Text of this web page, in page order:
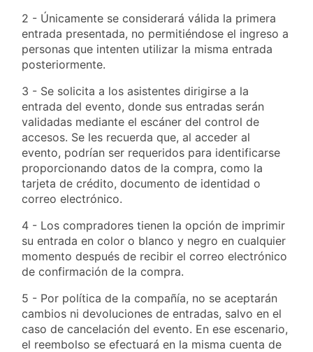
2 - Únicamente se considerará válida la primera
entrada presentada, no permitiéndose el ingreso a
personas que intenten utilizar la misma entrada
posteriormente.
3 - Se solicita a los asistentes dirigirse a la
entrada del evento, donde sus entradas serán
validadas mediante el escáner del control de
accesos. Se les recuerda que, al acceder al
evento, podrían ser requeridos para identificarse
proporcionando datos de la compra, como la
tarjeta de crédito, documento de identidad o
correo electrónico.
4 - Los compradores tienen la opción de imprimir
su entrada en color o blanco y negro en cualquier
momento después de recibir el correo electrónico
de confirmación de la compra.
5 - Por política de la compañía, no se aceptarán
cambios ni devoluciones de entradas, salvo en el
caso de cancelación del evento. En ese escenario,
el reembolso se efectuará en la misma cuenta de